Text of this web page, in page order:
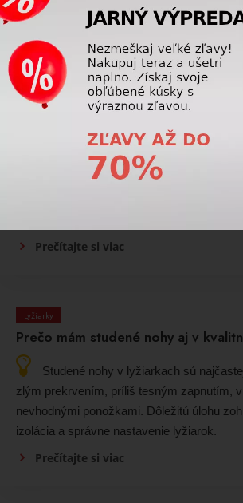
presnejšie na lyže.
Prečítajte si viac
Lyžiarky
Aká je ideálna tvrdosť (flex) lyžiarok
rekreačného lyžiara?
Flex lyžiarok pre rekreačného lyžiara
dostatočne pohodlný, no stále stabilný pri
Prečítajte si viac
Lyžiarky
Prečo mám studené nohy aj v
Studené nohy v lyžiarkach sú
zlým prekrvením, príliš tesným zapnutím,
nevhodnými ponožkami. Dôležitú úlohu
izolácia a správne nastavenie lyžiarok.
Prečítajte si viac